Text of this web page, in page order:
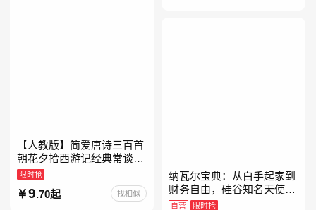
【人教版】简爱唐诗三百首
朝花夕拾西游记经典常谈昆
虫记骆驼祥子钢铁是怎样炼
成的升级版鲁迅原著正版七
八九年级上下 鲁滨逊漂流
限时抢
9.70起 找相似
纳瓦尔宝典：从白手起家到
财务自由，硅谷知名天使投
资人纳瓦尔智慧箴言录
自营 限时抢